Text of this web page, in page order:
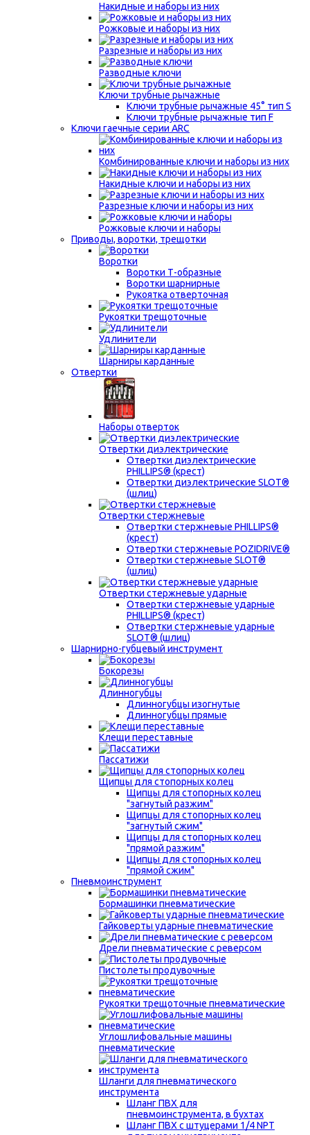
Накидные и наборы из них
Рожковые и наборы из них
Разрезные и наборы из них
Разводные ключи
Ключи трубные рычажные
Ключи трубные рычажные 45° тип S
Ключи трубные рычажные тип F
Ключи гаечные серии ARC
Комбинированные ключи и наборы из них
Накидные ключи и наборы из них
Разрезные ключи и наборы из них
Рожковые ключи и наборы
Приводы, воротки, трещотки
Воротки
Воротки Т-образные
Воротки шарнирные
Рукоятка отверточная
Рукоятки трещоточные
Удлинители
Шарниры карданные
Отвертки
Наборы отверток
Отвертки диэлектрические
Отвертки диэлектрические
PHILLIPS® (крест)
Отвертки диэлектрические SLOT®
(шлиц)
Отвертки стержневые
Отвертки стержневые PHILLIPS®
(крест)
Отвертки стержневые POZIDRIVE®
Отвертки стержневые SLOT®
(шлиц)
Отвертки стержневые ударные
Отвертки стержневые ударные
PHILLIPS® (крест)
Отвертки стержневые ударные
SLOT® (шлиц)
Шарнирно-губцевый инструмент
Бокорезы
Длинногубцы
Длинногубцы изогнутые
Длинногубцы прямые
Клещи переставные
Пассатижи
Щипцы для стопорных колец
Щипцы для стопорных колец
"загнутый разжим"
Щипцы для стопорных колец
"загнутый сжим"
Щипцы для стопорных колец
"прямой разжим"
Щипцы для стопорных колец
"прямой сжим"
Пневмоинструмент
Бормашинки пневматические
Гайковерты ударные пневматические
Дрели пневматические с реверсом
Пистолеты продувочные
Рукоятки трещоточные пневматические
Углошлифовальные машины
пневматические
Шланги для пневматического
инструмента
Шланг ПВХ для
пневмоинструмента, в бухтах
Шланг ПВХ с штуцерами 1/4 NPT